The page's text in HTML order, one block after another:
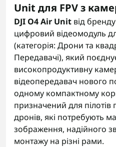
Unit для FPV з
DJI O4 Air Unit від бренду
цифровий відеомодуль
(категорія: Дрони та
Передавачі), який
високопродуктивну
відеопередавач нового
одному компактному
призначений для пілотів
дронів, які потребують
зображення, надійного
монтажу на різні рами.